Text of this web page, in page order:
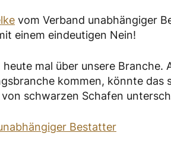
vom Verband unabhängiger
einem eindeutigen Nein!
heute mal über unsere Branche.
kommen, könnte
schwarzen Schafen
Bestatter